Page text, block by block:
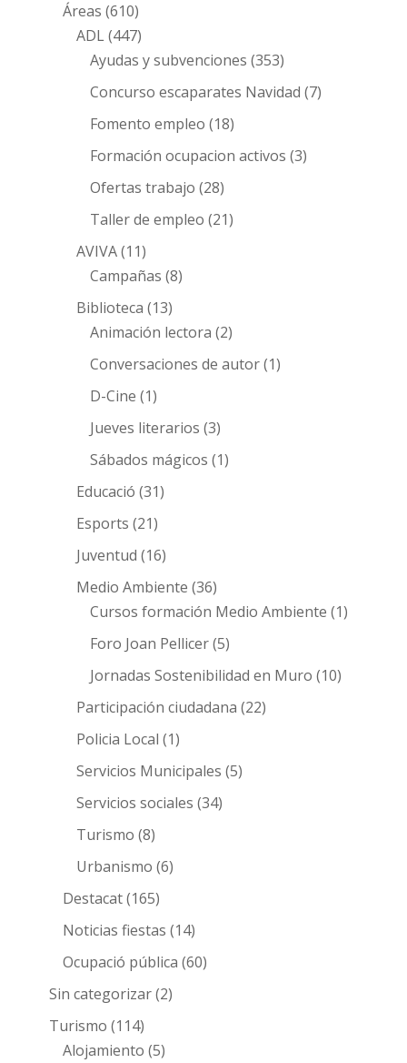
Áreas (610)
ADL(447)
Ayudas y subvenciones (353)
Concurso escaparates Navidad (7)
Fomento empleo (18)
Formación ocupacion activos (3)
Ofertas trabajo (28)
Taller de empleo (21)
AVIVA(11)
Campañas (8)
Biblioteca (13)
Animación lectora (2)
Conversaciones de autor(1)
D-Cine (1)
Jueves literarios (3)
Sábados mágicos (1)
Educació (31)
Esports (21)
Juventud (16)
Medio Ambiente (36)
Cursos formación Medio Ambiente (1)
Foro Joan Pellicer(5)
Jornadas Sostenibilidad en Muro (10)
Participación ciudadana (22)
Policia Local (1)
Servicios Municipales (5)
Servicios sociales (34)
Turismo (8)
Urbanismo (6)
Destacat(165)
Noticias fiestas (14)
Ocupació pública (60)
Sin categorizar(2)
Turismo (114)
Alojamiento (5)